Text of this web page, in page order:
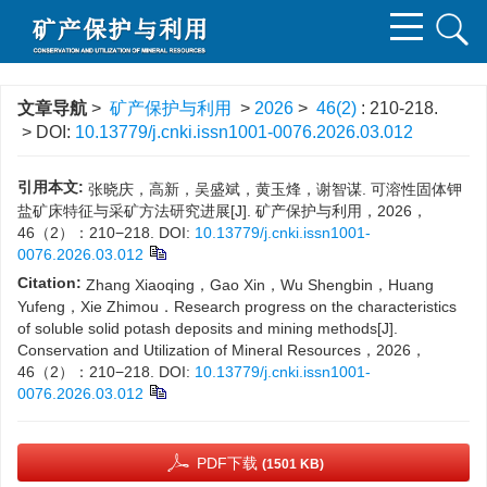
文章导航 > 矿产保护与利用 > 2026 > 46(2) : 210-218.
> DOI: 10.13779/j.cnki.issn1001-0076.2026.03.012
引用本文: 张晓庆，高新，吴盛斌，黄玉烽，谢智谋. 可溶性固体钾
盐矿床特征与采矿方法研究进展[J]. 矿产保护与利用，2026，
46（2）：210−218.
DOI: 10.13779/j.cnki.issn1001-
0076.2026.03.012
Citation: Zhang Xiaoqing，Gao Xin，Wu Shengbin，Huang
Yufeng，Xie Zhimou．Research progress on the characteristics
of soluble solid potash deposits and mining methods[J].
Conservation and Utilization of Mineral Resources，2026，
46（2）：210−218.
DOI: 10.13779/j.cnki.issn1001-
0076.2026.03.012
PDF下载 (1501 KB)